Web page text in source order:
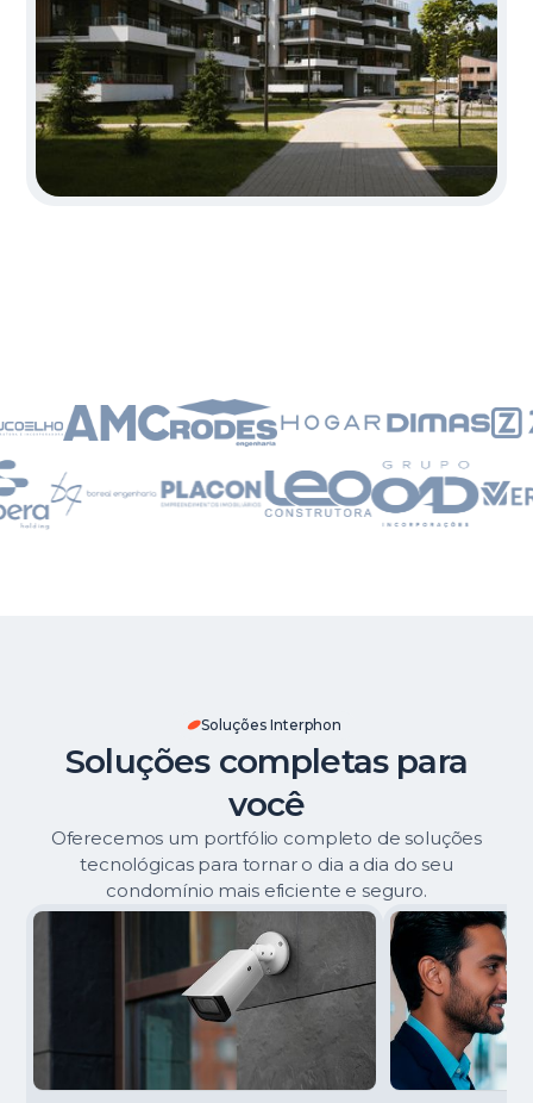
Soluções Interphon
Soluções completas para
você
Oferecemos um portfólio completo de soluções
tecnológicas para tornar o dia a dia do seu
condomínio mais eficiente e seguro.